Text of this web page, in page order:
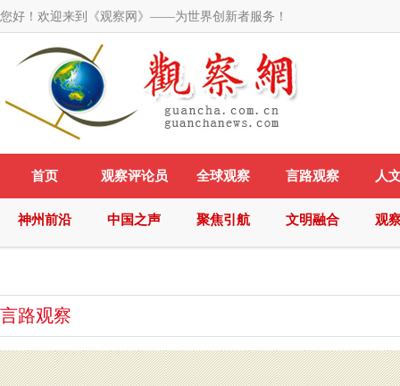
您好！欢迎来到《观察网》——为世界创新者服务！
首页 观察评论员 全球观察 言路观察 人
神州前沿 中国之声 聚焦引航 文明融合 观
言路观察